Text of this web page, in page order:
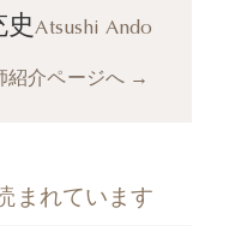
史Atsushi Ando
紹介ページへ →
まれています